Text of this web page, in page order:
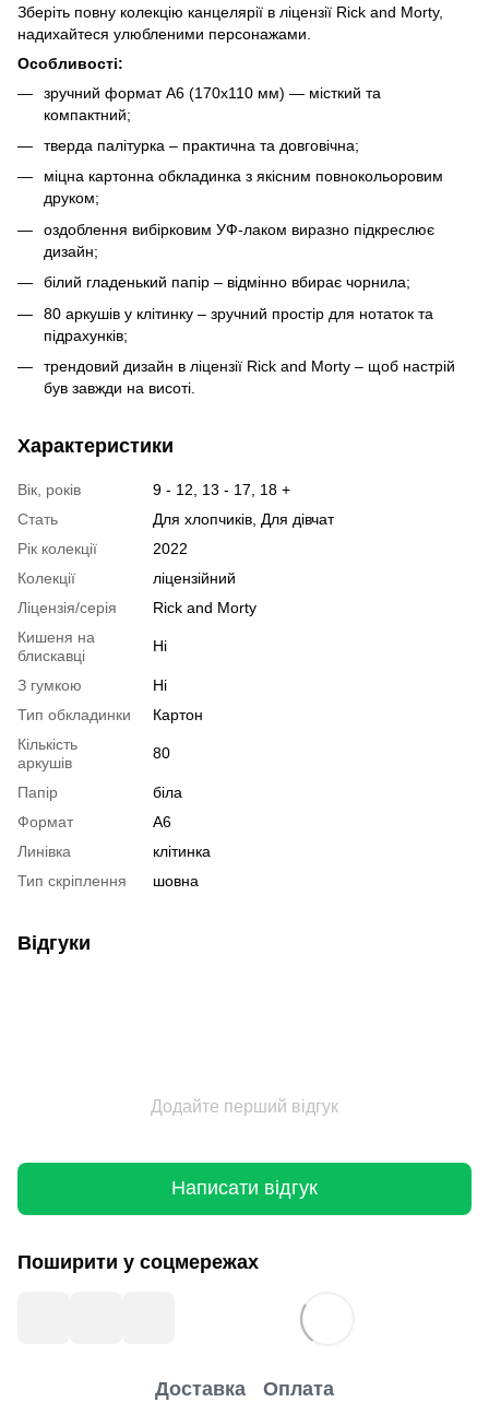
Зберіть повну колекцію канцелярії в ліцензії Rick and Morty,
надихайтеся улюбленими персонажами.
Особливості:
зручний формат А6 (170х110 мм) — місткий та
компактний;
тверда палітурка – практична та довговічна;
міцна картонна обкладинка з якісним повнокольоровим
друком;
оздоблення вибірковим УФ-лаком виразно підкреслює
дизайн;
білий гладенький папір – відмінно вбирає чорнила;
80 аркушів у клітинку – зручний простір для нотаток та
підрахунків;
трендовий дизайн в ліцензії Rick and Morty – щоб настрій
був завжди на висоті.
Характеристики
Вік, років
9 - 12, 13 - 17, 18 +
Стать
Для хлопчиків, Для дівчат
Рік колекції
2022
Колекції
ліцензійний
Ліцензія/серія
Rick and Morty
Кишеня на
блискавці
Ні
З гумкою
Ні
Тип обкладинки
Картон
Кількість
аркушів
80
Папір
біла
Формат
A6
Линівка
клітинка
Тип скріплення
шовна
Відгуки
Додайте перший відгук
Написати відгук
Поширити у соцмережах
Доставка Оплата